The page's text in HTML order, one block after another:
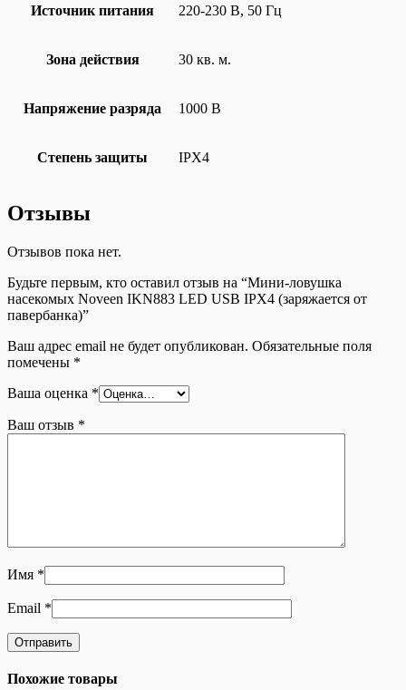
Источник питания 220-230 В, 50 Гц
Зона действия 30 кв. м.
Напряжение разряда 1000 В
Степень защиты IPX4
Отзывы
Отзывов пока нет.
Будьте первым, кто оставил отзыв на “Мини-ловушка
насекомых Noveen IKN883 LED USB IPX4 (заряжается от
павербанка)”
Ваш адрес email не будет опубликован. Обязательные поля
помечены *
Ваша оценка *
Ваш отзыв *
Имя *
Email *
Похожие товары